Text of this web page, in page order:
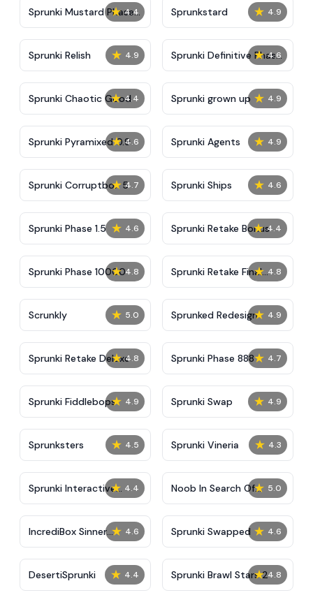
★ 4.4
Sprunki Mustard Phase
2
★ 4.9
Sprunkstard
★ 4.9
Sprunki Relish ★ 4.6
Sprunki Definitive Phase
7
★ 4.4
Sprunki Chaotic Good ★ 4.9
Sprunki grown up
★ 4.6
Sprunki Pyramixed 0.9 ★ 4.9
Sprunki Agents
★ 4.7
Sprunki Corruptbox 5 ★ 4.6
Sprunki Ships
★ 4.6
Sprunki Phase 1.5 ★ 4.4
Sprunki Retake Bonus
★ 4.8
Sprunki Phase 10000 ★ 4.8
Sprunki Retake Final
Update
★ 5.0
Scrunkly ★ 4.9
Sprunked Redesign
★ 4.8
Sprunki Retake Deluxe ★ 4.7
Sprunki Phase 888
★ 4.9
Sprunki Fiddlebops ★ 4.9
Sprunki Swap
★ 4.5
Sprunksters ★ 4.3
Sprunki Vineria
★ 4.4
Sprunki Interactive
Tunner
★ 5.0
Noob In Search Of
Sprunki
★ 4.6
IncrediBox Sinner
Edition
★ 4.6
Sprunki Swapped
★ 4.4
DesertiSprunki ★ 4.8
Sprunki Brawl Stars 2